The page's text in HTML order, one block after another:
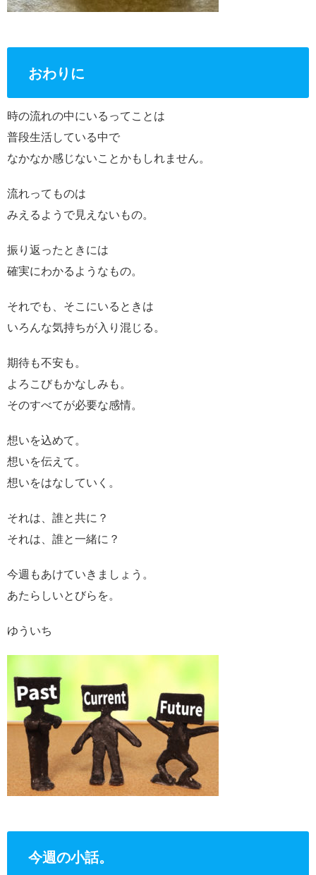
おわりに
時の流れの中にいるってことは
普段生活している中で
なかなか感じないことかもしれません。
流れってものは
みえるようで見えないもの。
振り返ったときには
確実にわかるようなもの。
それでも、そこにいるときは
いろんな気持ちが入り混じる。
期待も不安も。
よろこびもかなしみも。
そのすべてが必要な感情。
想いを込めて。
想いを伝えて。
想いをはなしていく。
それは、誰と共に？
それは、誰と一緒に？
今週もあけていきましょう。
あたらしいとびらを。
ゆういち
今週の小話。